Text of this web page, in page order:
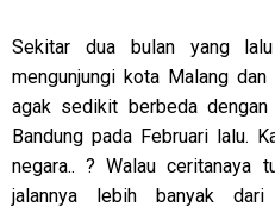
Sekitar dua bulan yang
mengunjungi kota Malang
agak sedikit berbeda
Bandung pada Februari lalu.
negara.. ? Walau ceritanaya
jalannya lebih banyak dari